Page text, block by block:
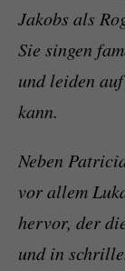
Jakobs als
Sie singen
und leiden
kann.
Neben
vor allem
hervor, der
und in